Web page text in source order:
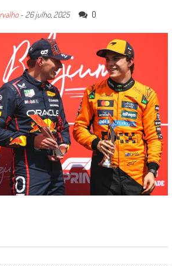
- 26 julho, 2025 0